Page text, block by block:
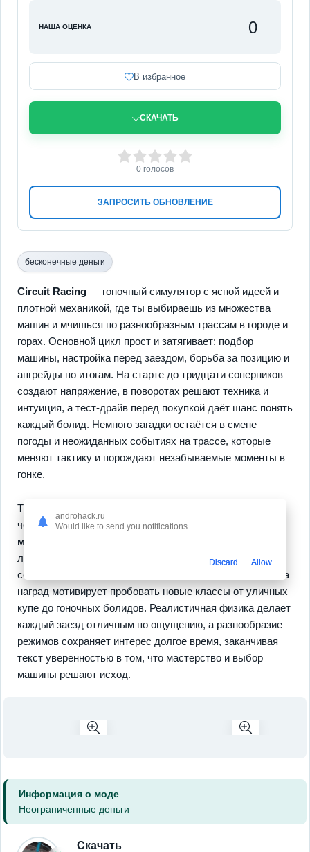
НАША ОЦЕНКА 0
В избранное
СКАЧАТЬ
ЗАПРОСИТЬ ОБНОВЛЕНИЕ
3 4 5
0 голосов
бесконечные деньги
Circuit Racing — гоночный симулятор с ясной идеей и
плотной механикой, где ты выбираешь из множества
машин и мчишься по разнообразным трассам в городе и
горах. Основной цикл прост и затягивает: подбор
машины, настройка перед заездом, борьба за позицию и
апгрейды по итогам. На старте до тридцати соперников
создают напряжение, в поворотах решают техника и
интуиция, а тест-драйв перед покупкой даёт шанс понять
каждый болид. Немного загадки остаётся в смене
погоды и неожиданных событиях на трассе, которые
меняют тактику и порождают незабываемые моменты в
гонке.
Ты получаешь
честных онлайн-сражений с друзьями и
машин
личного почерка. В кампании прогресс измеряется
сериями событий, трофеями и лидербордами, а система
наград мотивирует пробовать новые классы от уличных
купе до гоночных болидов. Реалистичная физика делает
каждый заезд отличным по ощущению, а разнообразие
режимов сохраняет интерес долгое время, заканчивая
текст уверенностью в том, что мастерство и выбор
машины решают исход.
Информация о моде
Неограниченные деньги
Скачать
androhack.ru
Would like to send you notifications
Discard Allow